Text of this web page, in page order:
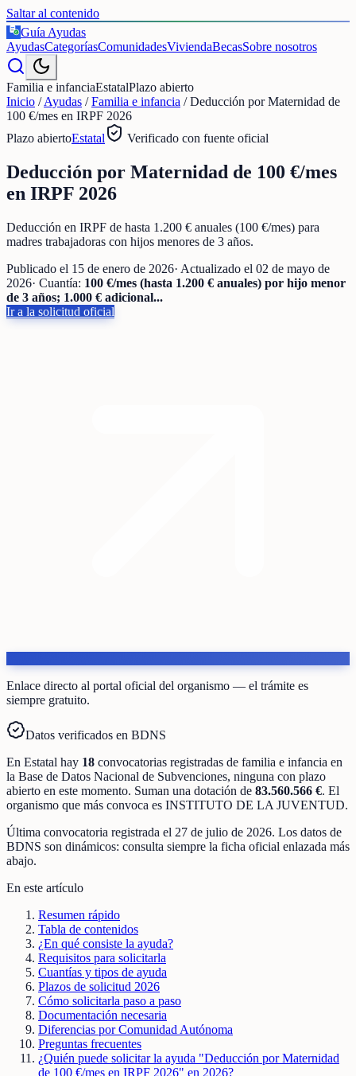
Saltar al contenido
€
Guía Ayudas
AyudasCategoríasComunidadesViviendaBecasSobre nosotros
Familia e infanciaEstatalPlazo abierto
Inicio /Ayudas /Familia e infancia /Deducción por Maternidad de
100 €/mes en IRPF 2026
Plazo abiertoEstatal Verificado con fuente oficial
Deducción por Maternidad de 100 €/mes
en IRPF 2026
Deducción en IRPF de hasta 1.200 € anuales (100 €/mes) para
madres trabajadoras con hijos menores de 3 años.
Publicado el 15 de enero de 2026· Actualizado el 02 de mayo de
2026· Cuantía: 100 €/mes (hasta 1.200 € anuales) por hijo menor
de 3 años; 1.000 € adicional...
Ir a la solicitud oficial
Enlace directo al portal oficial del organismo — el trámite es
siempre gratuito.
Datos verificados en BDNS
En Estatal hay 18 convocatorias registradas de familia e infancia en
la Base de Datos Nacional de Subvenciones, ninguna con plazo
abierto en este momento. Suman una dotación de 83.560.566 €. El
organismo que más convoca es INSTITUTO DE LA JUVENTUD.
Última convocatoria registrada el 27 de julio de 2026. Los datos de
BDNS son dinámicos: consulta siempre la ficha oficial enlazada más
abajo.
En este artículo
Resumen rápido
Tabla de contenidos
¿En qué consiste la ayuda?
Requisitos para solicitarla
Cuantías y tipos de ayuda
Plazos de solicitud 2026
Cómo solicitarla paso a paso
Documentación necesaria
Diferencias por Comunidad Autónoma
Preguntas frecuentes
¿Quién puede solicitar la ayuda "Deducción por Maternidad
de 100 €/mes en IRPF 2026" en 2026?